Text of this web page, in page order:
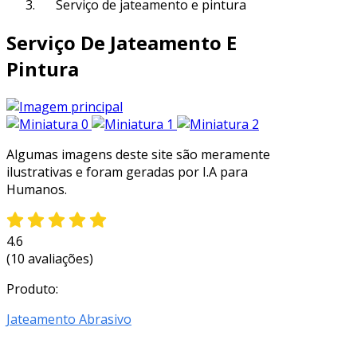
Serviço de jateamento e pintura
Serviço De Jateamento E
Pintura
Algumas imagens deste site são meramente
ilustrativas e foram geradas por I.A para
Humanos.
4.6
(10 avaliações)
Produto:
Jateamento Abrasivo